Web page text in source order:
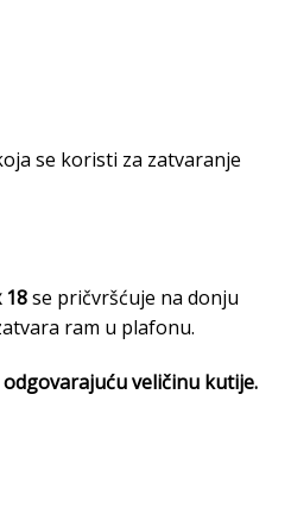
se koristi za zatvaranje
18se pričvršćuje na donju
ram u plafonu.
veličinu kutije.